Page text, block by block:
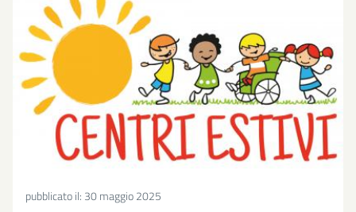
pubblicato il: 30 maggio 2025